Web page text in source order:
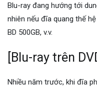
Blu-ray đang hướng tới
nhiên nếu đĩa quang thế hệ
BD 500GB, v.v.
[Blu-ray trên
Nhiều năm trước, khi đĩa